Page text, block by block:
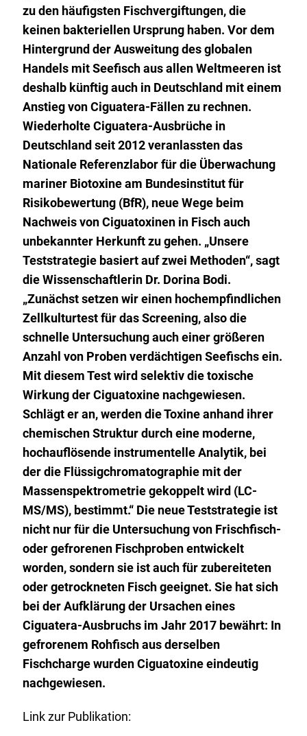
zu den häufigsten Fischvergiftungen, die
keinen bakteriellen Ursprung haben. Vor dem
Hintergrund der Ausweitung des globalen
Handels mit Seefisch aus allen Weltmeeren ist
deshalb künftig auch in Deutschland mit einem
Anstieg von Ciguatera-Fällen zu rechnen.
Wiederholte Ciguatera-Ausbrüche in
Deutschland seit 2012 veranlassten das
Nationale Referenzlabor für die Überwachung
mariner Biotoxine am Bundesinstitut für
Risikobewertung (BfR), neue Wege beim
Nachweis von Ciguatoxinen in Fisch auch
unbekannter Herkunft zu gehen. „Unsere
Teststrategie basiert auf zwei Methoden“, sagt
die Wissenschaftlerin Dr. Dorina Bodi.
„Zunächst setzen wir einen hochempfindlichen
Zellkulturtest für das Screening, also die
schnelle Untersuchung auch einer größeren
Anzahl von Proben verdächtigen Seefischs ein.
Mit diesem Test wird selektiv die toxische
Wirkung der Ciguatoxine nachgewiesen.
Schlägt er an, werden die Toxine anhand ihrer
chemischen Struktur durch eine moderne,
hochauflösende instrumentelle Analytik, bei
der die Flüssigchromatographie mit der
Massenspektrometrie gekoppelt wird (LC-
MS/MS), bestimmt.“ Die neue Teststrategie ist
nicht nur für die Untersuchung von Frischfisch-
oder gefrorenen Fischproben entwickelt
worden, sondern sie ist auch für zubereiteten
oder getrockneten Fisch geeignet. Sie hat sich
bei der Aufklärung der Ursachen eines
Ciguatera-Ausbruchs im Jahr 2017 bewährt: In
gefrorenem Rohfisch aus derselben
Fischcharge wurden Ciguatoxine eindeutig
nachgewiesen.
Link zur Publikation: